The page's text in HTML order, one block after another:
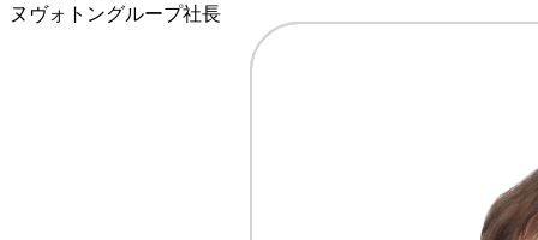
ヌヴォトングループ社長